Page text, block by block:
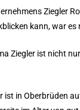
Ziegler
kann, war es
Ziegler ist nicht
in Oberbrüden